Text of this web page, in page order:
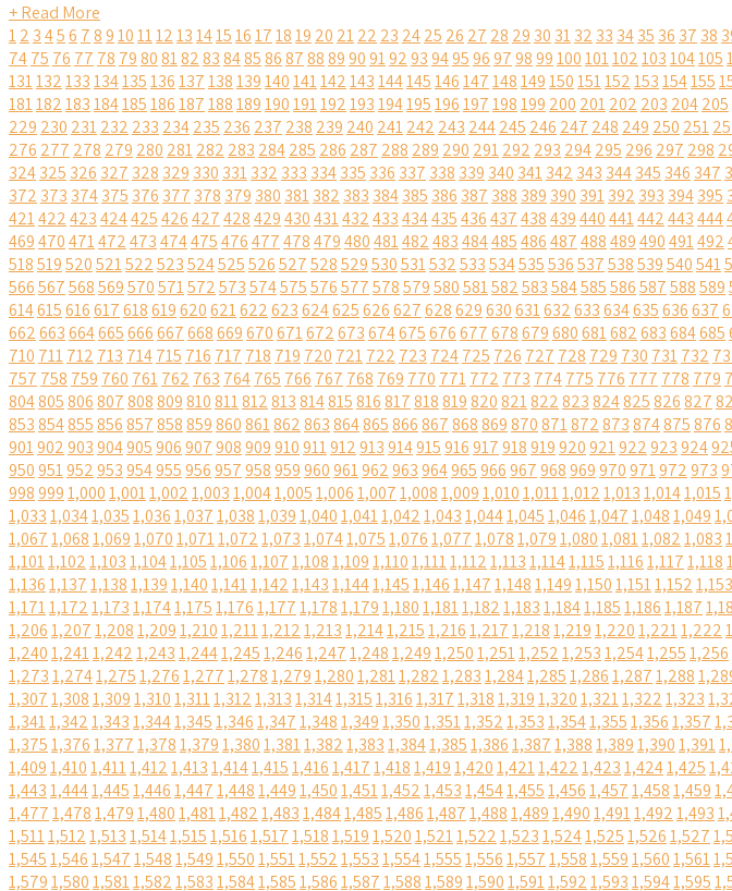
+ Read More
12 3456 78910111213141516171819 20 2122 23 2425 26 27 28 29 30 3132 33 3435 36 37 38
7475 76 77 78 798081828384858687888990919293949596979899100101102103104105
131132133134135136137138139140141142143144145146147148149150151152153154155
181182183184185186187188189190191192193194195196197198199 200 201202 203 204205
229 230 231232 233 234235 236 237 238 239 240 241242 243 244245 246 247 248 249 250 251
276 277 278 279 280 281282 283 284285 286 287 288 289 290 291292 293 294295 296 297 298
324325 326 327 328 329 330 331332 333 334335 336 337 338 339 340 341342 343 344345 346 347
372 373 374375 376 377 378 379 380 381382 383 384385 386 387 388 389 390 391392 393 394395
421422423424425426427428429430431432433434435436437438439440441442443444
469470471472473474475476477478479480481482483484485486487488489490491492
518519520521522523524525526527528529530531532533534535536537538539540541
566567568569570571572573574575576577578579580581582583584585586587588589
614615616617618619620621622623624625626627628629630631632633634635636637
662663664665666667668669670671672673674675676677678679680681682683684685
710 711712 713 714715 716 717 718 719 720 721722 723 724725 726 727 728 729 730 731732
757 758 759 760 761762 763 764765 766 767 768 769 770 771772 773 774775 776 777 778 779
804805806807808809810811812813814815816817818819820821822823824825826827
853854855856857858859860861862863864865866867868869870871872873874875876
901902903904905906907908909910911912913914915916917918919920921922923924
950951952953954955956957958959960961962963964965966967968969970971972973
9989991,0001,0011,0021,0031,0041,0051,0061,0071,0081,0091,0101,0111,0121,0131,0141,015
1,0331,0341,0351,0361,0371,0381,0391,0401,0411,0421,0431,0441,0451,0461,0471,0481,049
1,0671,0681,0691,0701,0711,0721,0731,0741,0751,0761,0771,0781,0791,0801,0811,0821,083
1,1011,1021,1031,1041,1051,1061,1071,1081,1091,1101,1111,1121,1131,1141,1151,1161,1171,118
1,1361,1371,1381,1391,1401,1411,1421,1431,1441,1451,1461,1471,1481,1491,1501,1511,1521,153
1,1711,1721,1731,1741,1751,1761,1771,1781,1791,1801,1811,1821,1831,1841,1851,1861,187
1,2061,2071,2081,2091,2101,2111,2121,2131,2141,2151,2161,2171,2181,2191,2201,2211,222
1,2401,2411,2421,2431,2441,2451,2461,2471,2481,2491,2501,2511,2521,2531,2541,2551,256
1,2731,2741,2751,2761,2771,2781,2791,2801,2811,2821,2831,2841,2851,2861,2871,288
1,3071,3081,3091,3101,3111,3121,3131,3141,3151,3161,3171,3181,3191,3201,3211,3221,323
1,3411,3421,3431,3441,3451,3461,3471,3481,3491,3501,3511,3521,3531,3541,3551,3561,357
1,3751,3761,3771,3781,3791,3801,3811,3821,3831,3841,3851,3861,3871,3881,3891,3901,391
1,4091,4101,4111,4121,4131,4141,4151,4161,4171,4181,4191,4201,4211,4221,4231,4241,425
1,4431,4441,4451,4461,4471,4481,4491,4501,4511,4521,4531,4541,4551,4561,4571,4581,459
1,4771,4781,4791,4801,4811,4821,4831,4841,4851,4861,4871,4881,4891,4901,4911,4921,493
1,5111,5121,5131,5141,5151,5161,5171,5181,5191,5201,5211,5221,5231,5241,5251,5261,527
1,5451,5461,5471,5481,5491,5501,5511,5521,5531,5541,5551,5561,5571,5581,5591,5601,561
1,5791,5801,5811,5821,5831,5841,5851,5861,5871,5881,5891,5901,5911,5921,5931,5941,595